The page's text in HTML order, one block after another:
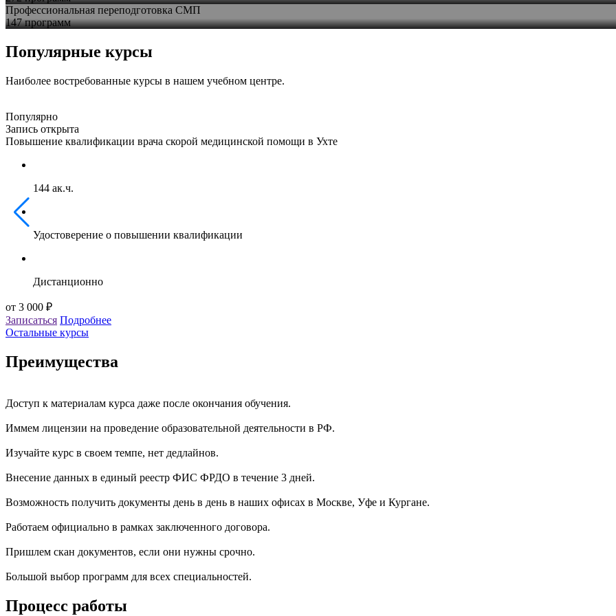
Профессиональная переподготовка СМП
147 программ
Популярные курсы
Наиболее востребованные курсы в нашем учебном центре.
Популярно
Запись открыта
Повышение квалификации врача скорой медицинской помощи в Ухте
144 ак.ч.
Удостоверение о повышении квалификации
Дистанционно
от 3 000 ₽
Записаться Подробнее
Остальные курсы
Преимущества
Доступ к материалам курса даже после окончания обучения.
Иммем лицензии на проведение образовательной деятельности в РФ.
Изучайте курс в своем темпе, нет дедлайнов.
Внесение данных в единый реестр ФИС ФРДО в течение 3 дней.
Возможность получить документы день в день в наших офисах в Москве, Уфе и Кургане.
Работаем официально в рамках заключенного договора.
Пришлем скан документов, если они нужны срочно.
Большой выбор программ для всех специальностей.
Процесс работы